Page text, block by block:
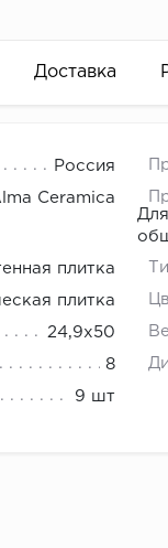
Доставка
Россия
Ceramica
плитка
плитка
24,9х50
8
9 шт